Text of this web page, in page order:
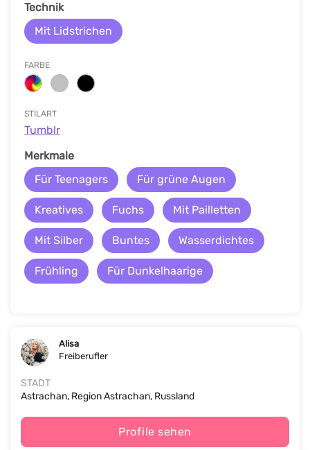
Technik
Mit Lidstrichen
FARBE
STILART
Tumblr
Merkmale
Für Teenagers
Für grüne Augen
Kreatives Fuchs Mit Pailletten
Mit Silber Buntes Wasserdichtes
Frühling Für Dunkelhaarige
Alisa
Freiberufler
STADT
Astrachan, Region Astrachan, Russland
Profile sehen